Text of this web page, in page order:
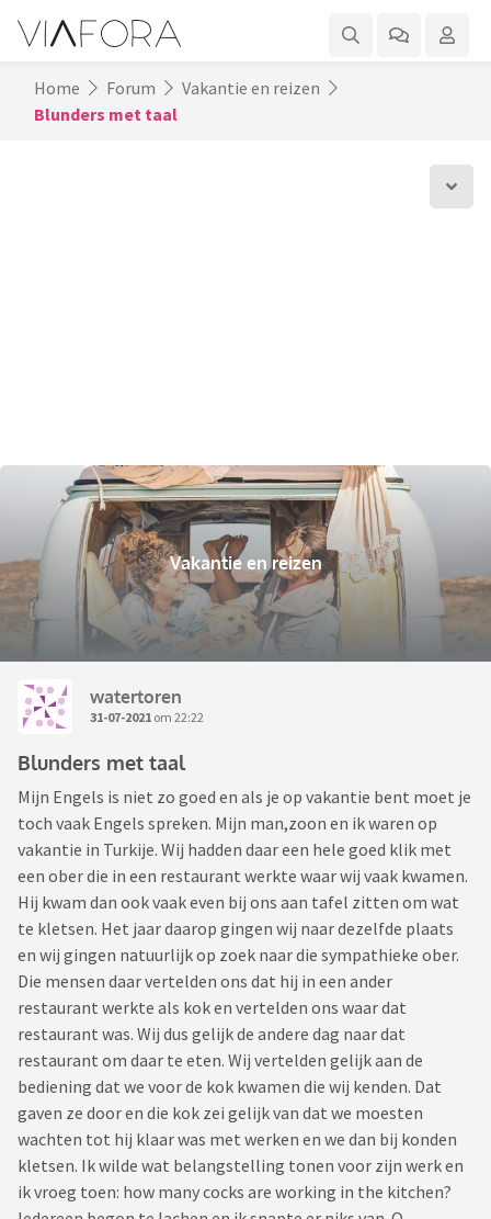
Home Forum
Vakantie en reizen
Blunders met taal
Vakantie en reizen
watertoren
31-07-2021 om 22:22
Blunders met taal
Mijn Engels is niet zo goed en als je op vakantie bent moet je
toch vaak Engels spreken. Mijn man,zoon en ik waren op
vakantie in Turkije. Wij hadden daar een hele goed klik met
een ober die in een restaurant werkte waar wij vaak kwamen.
Hij kwam dan ook vaak even bij ons aan tafel zitten om wat
te kletsen. Het jaar daarop gingen wij naar dezelfde plaats
en wij gingen natuurlijk op zoek naar die sympathieke ober.
Die mensen daar vertelden ons dat hij in een ander
restaurant werkte als kok en vertelden ons waar dat
restaurant was. Wij dus gelijk de andere dag naar dat
restaurant om daar te eten. Wij vertelden gelijk aan de
bediening dat we voor de kok kwamen die wij kenden. Dat
gaven ze door en die kok zei gelijk van dat we moesten
wachten tot hij klaar was met werken en we dan bij konden
kletsen. Ik wilde wat belangstelling tonen voor zijn werk en
ik vroeg toen: how many cocks are working in the kitchen?